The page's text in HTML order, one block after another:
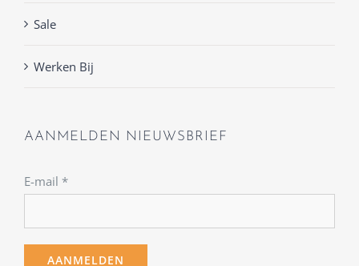
Sale
Werken Bij
AANMELDEN NIEUWSBRIEF
E-mail *